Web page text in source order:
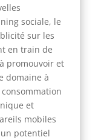
sociale, le
sur les
en train de
promouvoir et
domaine à
et
mobiles
potentiel